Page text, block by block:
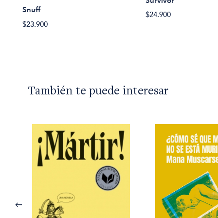
Snuff
$23.900
$24.900
También te puede interesar